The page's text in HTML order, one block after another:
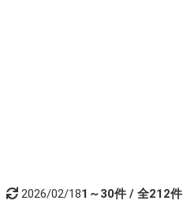
2026/02/181～30件 / 全212件